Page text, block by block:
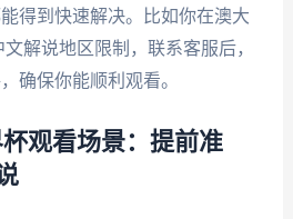
得到快速解决。比如你在澳大
解说地区限制，联系客服后，
确保你能顺利观看。
观看场景：提前准